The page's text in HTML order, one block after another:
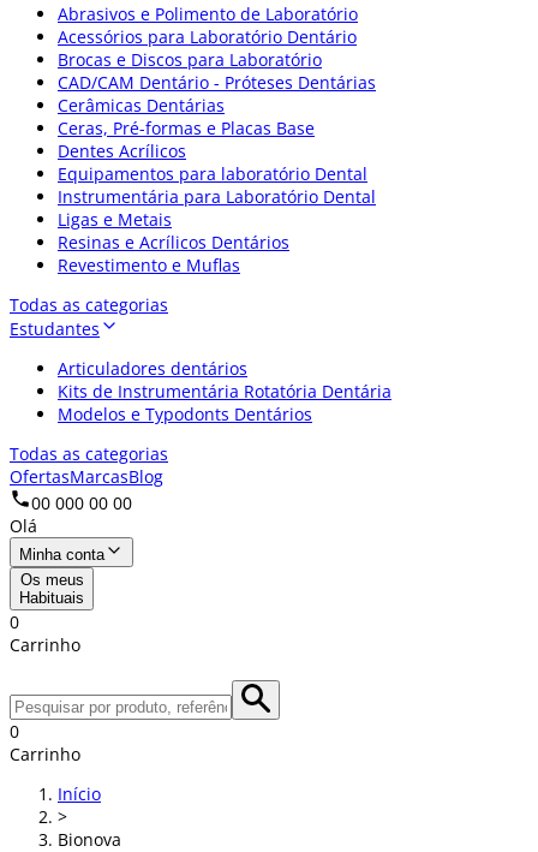
Abrasivos e Polimento de Laboratório
Acessórios para Laboratório Dentário
Brocas e Discos para Laboratório
CAD/CAM Dentário - Próteses Dentárias
Cerâmicas Dentárias
Ceras, Pré-formas e Placas Base
Dentes Acrílicos
Equipamentos para laboratório Dental
Instrumentária para Laboratório Dental
Ligas e Metais
Resinas e Acrílicos Dentários
Revestimento e Muflas
Todas as categorias
Estudantes
Articuladores dentários
Kits de Instrumentária Rotatória Dentária
Modelos e Typodonts Dentários
Todas as categorias
OfertasMarcasBlog
00 000 00 00
Olá
Minha conta
Os meus
Habituais
0
Carrinho
0
Carrinho
Início
>
Bionova